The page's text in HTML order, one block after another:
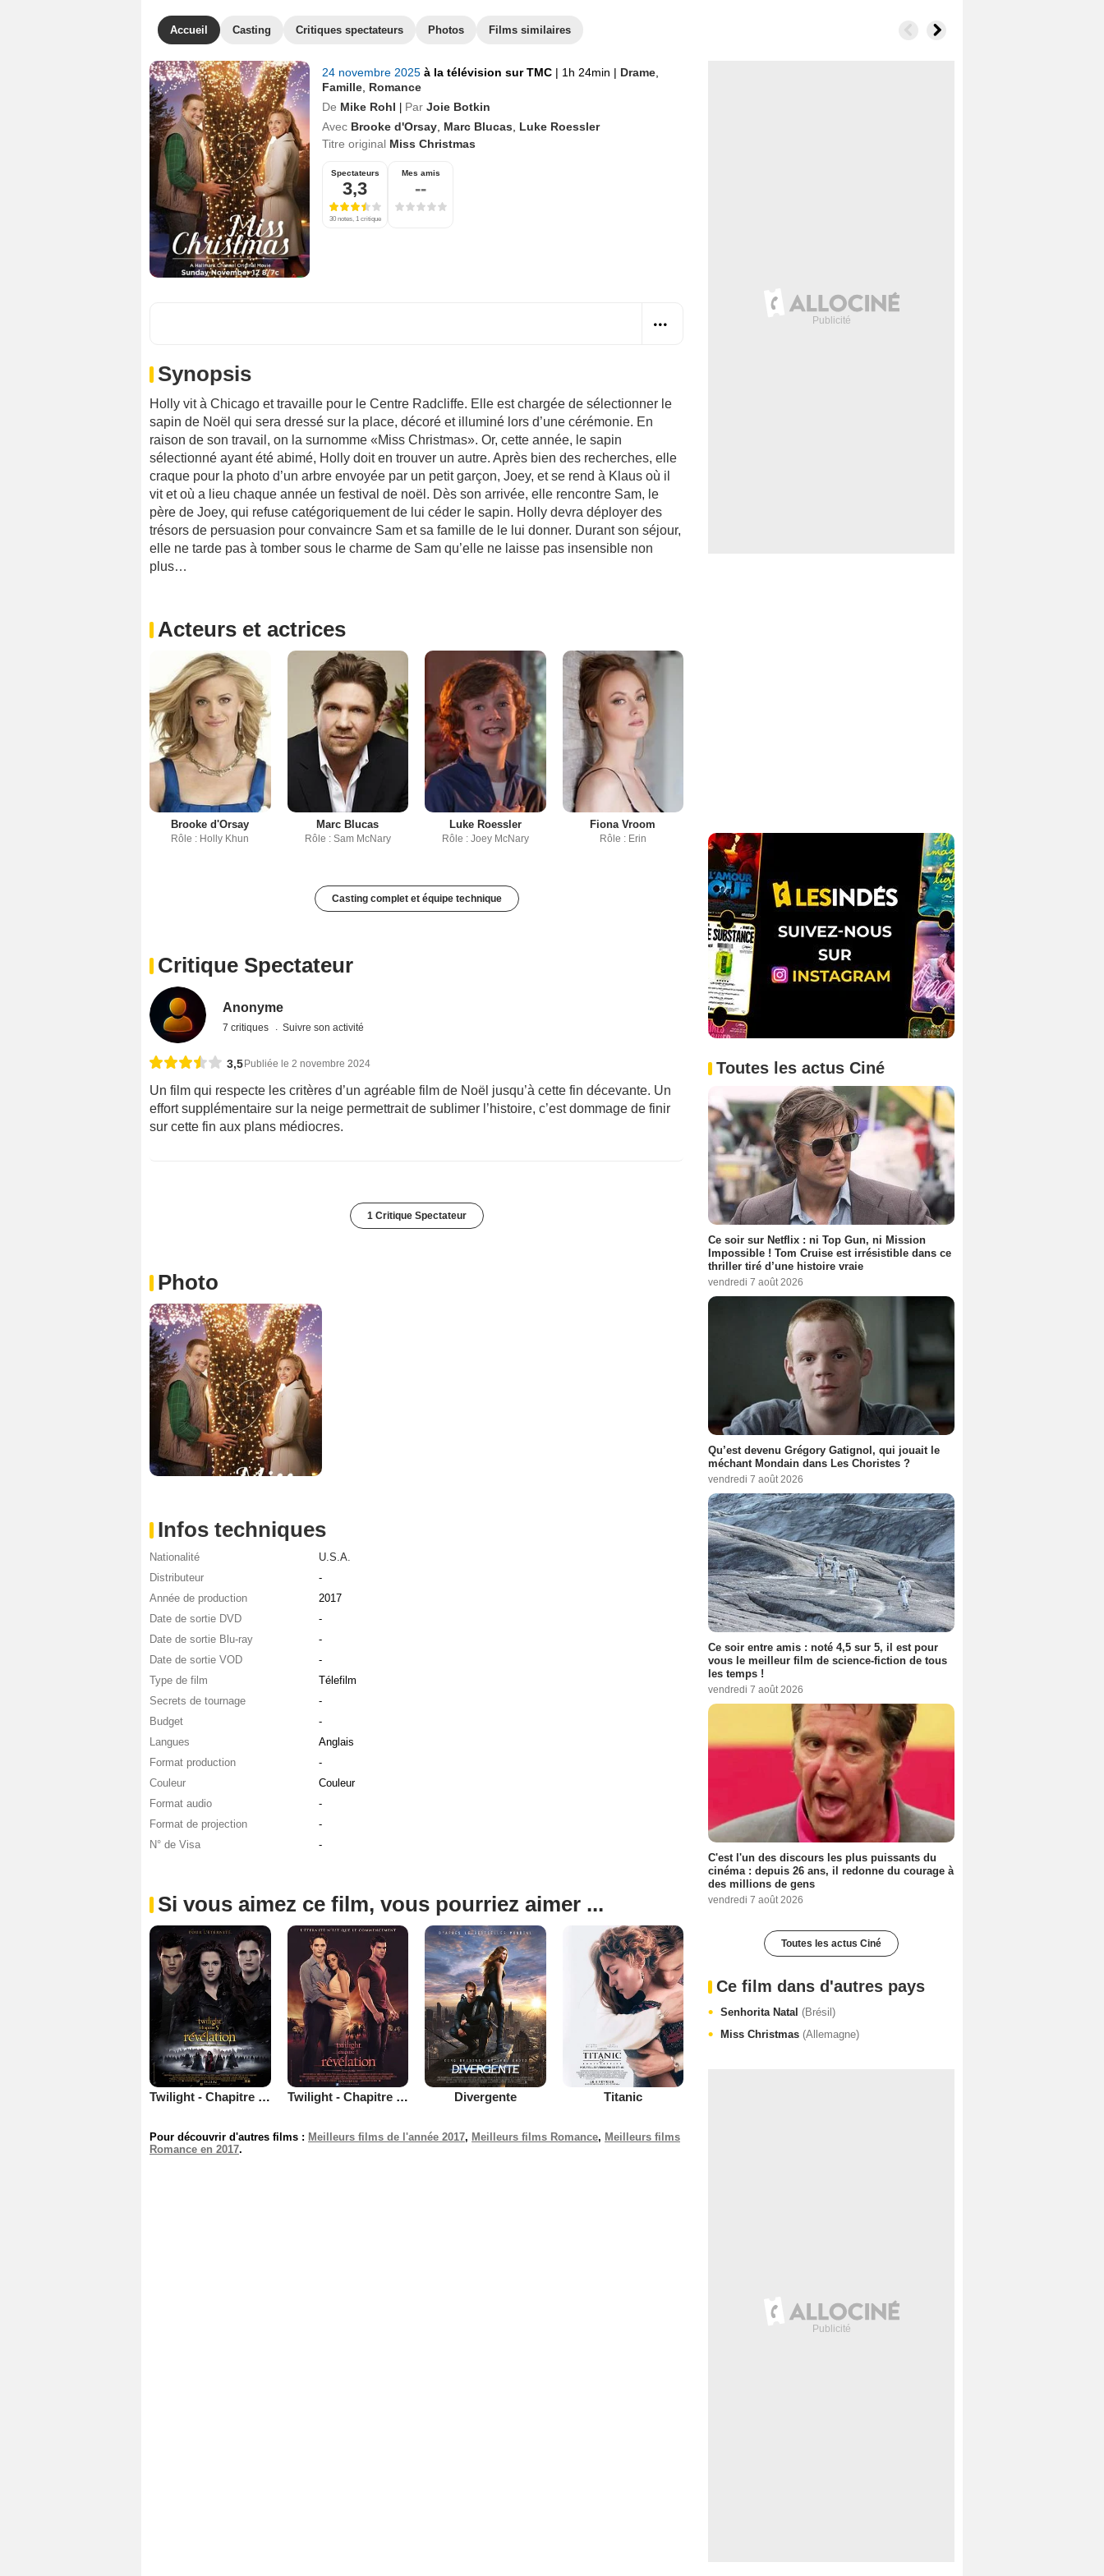
Accueil Casting Critiques spectateurs Photos Films similaires
24 novembre 2025 à la télévision sur TMC | 1h 24min | Drame
Famille Romance
De Mike Rohl Par Joie Botkin
Avec Brooke d'Orsay Marc Blucas
Luke Roessler
Titre original Miss Christmas
Spectateurs
3,3
30 notes, 1 critique
Mes amis
--
Synopsis
Holly vit à Chicago et travaille pour le Centre Radcliffe. Elle est chargée de sélectionner le
sapin de Noël qui sera dressé sur la place, décoré et illuminé lors d’une cérémonie. En
raison de son travail, on la surnomme «Miss Christmas». Or, cette année, le sapin
sélectionné ayant été abimé, Holly doit en trouver un autre. Après bien des recherches, elle
craque pour la photo d’un arbre envoyée par un petit garçon, Joey, et se rend à Klaus où il
vit et où a lieu chaque année un festival de noël. Dès son arrivée, elle rencontre Sam, le
père de Joey, qui refuse catégoriquement de lui céder le sapin. Holly devra déployer des
trésors de persuasion pour convaincre Sam et sa famille de le lui donner. Durant son séjour,
elle ne tarde pas à tomber sous le charme de Sam qu’elle ne laisse pas insensible non
plus…
Acteurs et actrices
Brooke d'Orsay
Rôle : Holly Khun
Marc Blucas
Rôle : Sam McNary
Luke Roessler
Rôle : Joey McNary
Fiona Vroom
Rôle : Erin
Casting complet et équipe technique
Critique Spectateur
Anonyme
7 critiques Suivre son activité
3,5 Publiée le 2 novembre 2024
Un film qui respecte les critères d’un agréable film de Noël jusqu’à cette fin décevante. Un
effort supplémentaire sur la neige permettrait de sublimer l’histoire, c’est dommage de finir
sur cette fin aux plans médiocres.
1 Critique Spectateur
Photo
Infos techniques
Nationalité
U.S.A.
Distributeur
-
Année de production
2017
Date de sortie DVD
-
Date de sortie Blu-ray
-
Date de sortie VOD
-
Type de film
Télefilm
Secrets de tournage
-
Budget
-
Langues
Anglais
Format production
-
Couleur
Couleur
Format audio
-
Format de projection
-
N° de Visa
-
Si vous aimez ce film, vous pourriez aimer ...
Twilight - Chapitre 5 : Révélation 2e partie Twilight - Chapitre 4 : Révélation 1ère partie Divergente Titanic
Pour découvrir d'autres films : Meilleurs films de l'année 2017, Meilleurs films Romance, Meilleurs films
Romance en 2017.
Toutes les actus Ciné
Ce soir sur Netflix : ni Top Gun, ni Mission
Impossible ! Tom Cruise est irrésistible dans ce
thriller tiré d’une histoire vraie
vendredi 7 août 2026
Qu’est devenu Grégory Gatignol, qui jouait le
méchant Mondain dans Les Choristes ?
vendredi 7 août 2026
Ce soir entre amis : noté 4,5 sur 5, il est pour
vous le meilleur film de science-fiction de tous
les temps !
vendredi 7 août 2026
C'est l'un des discours les plus puissants du
cinéma : depuis 26 ans, il redonne du courage à
des millions de gens
vendredi 7 août 2026
Toutes les actus Ciné
Ce film dans d'autres pays
Senhorita Natal (Brésil)
Miss Christmas (Allemagne)